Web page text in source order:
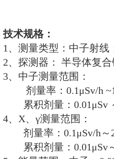
标配的
功能特点：
1、中子剂量率
2、数字及标尺
3、中、英文双